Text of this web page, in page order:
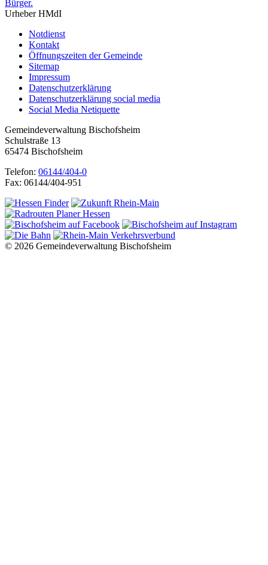
Urheber HMdI
Notdienst
Kontakt
Öffnungszeiten der Gemeinde
Sitemap
Impressum
Datenschutzerklärung
Datenschutzerklärung social media
Social Media Netiquette
Gemeindeverwaltung Bischofsheim
Schulstraße 13
65474 Bischofsheim
Telefon: 06144/404-0
Fax: 06144/404-951
© 2026 Gemeindeverwaltung Bischofsheim